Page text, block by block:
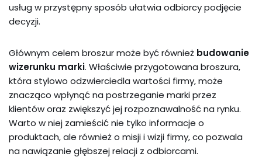
usług w przystępny sposób ułatwia odbiorcy podjęcie
decyzji.
Głównym celem broszur może być również budowanie
wizerunku marki. Właściwie przygotowana broszura,
która stylowo odzwierciedla wartości firmy, może
znacząco wpłynąć na postrzeganie marki przez
klientów oraz zwiększyć jej rozpoznawalność na rynku.
Warto w niej zamieścić nie tylko informacje o
produktach, ale również o misji i wizji firmy, co pozwala
na nawiązanie głębszej relacji z odbiorcami.